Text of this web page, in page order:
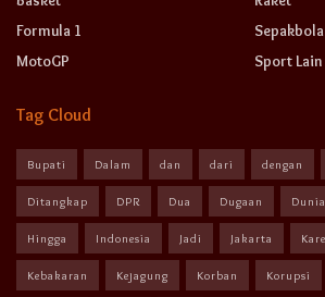
Formula 1
MotoGP
Sepakbola
Sport Lain
Tag Cloud
Bupati Dalam dan dari dengan
Ditangkap DPR Dua Dugaan Dunia
Hingga Indonesia Jadi Jakarta
Kebakaran Kejagung Korban Korupsi